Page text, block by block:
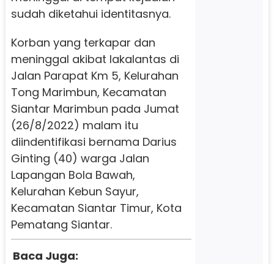
sudah diketahui identitasnya.
Korban yang terkapar dan
meninggal akibat lakalantas di
Jalan Parapat Km 5, Kelurahan
Tong Marimbun, Kecamatan
Siantar Marimbun pada Jumat
(26/8/2022) malam itu
diindentifikasi bernama Darius
Ginting (40) warga Jalan
Lapangan Bola Bawah,
Kelurahan Kebun Sayur,
Kecamatan Siantar Timur, Kota
Pematang Siantar.
Baca Juga: